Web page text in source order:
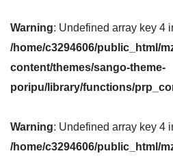
Warning: Undefined array key 4
/home/c3294606/public_html/
content/themes/sango-theme-
poripu/library/functions/
Warning: Undefined array key 4
/home/c3294606/public_html/